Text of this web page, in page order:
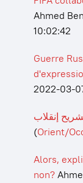
Ahmed
10:02:42
Guerre
2022-03-
إنقلاب
(Orient/
Alors,
non?